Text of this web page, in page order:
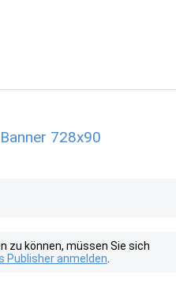
728x90
zu können, müssen Sie sich
Publisher anmelden